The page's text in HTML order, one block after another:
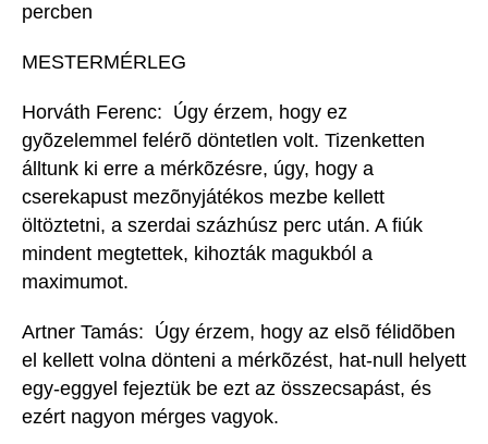
percben
MESTERMÉRLEG
Horváth Ferenc:  Úgy érzem, hogy ez
gyõzelemmel felérõ döntetlen volt. Tizenketten
álltunk ki erre a mérkõzésre, úgy, hogy a
cserekapust mezõnyjátékos mezbe kellett
öltöztetni, a szerdai százhúsz perc után. A fiúk
mindent megtettek, kihozták magukból a
maximumot.
Artner Tamás:  Úgy érzem, hogy az elsõ félidõben
el kellett volna dönteni a mérkõzést, hat-null helyett
egy-eggyel fejeztük be ezt az összecsapást, és
ezért nagyon mérges vagyok.